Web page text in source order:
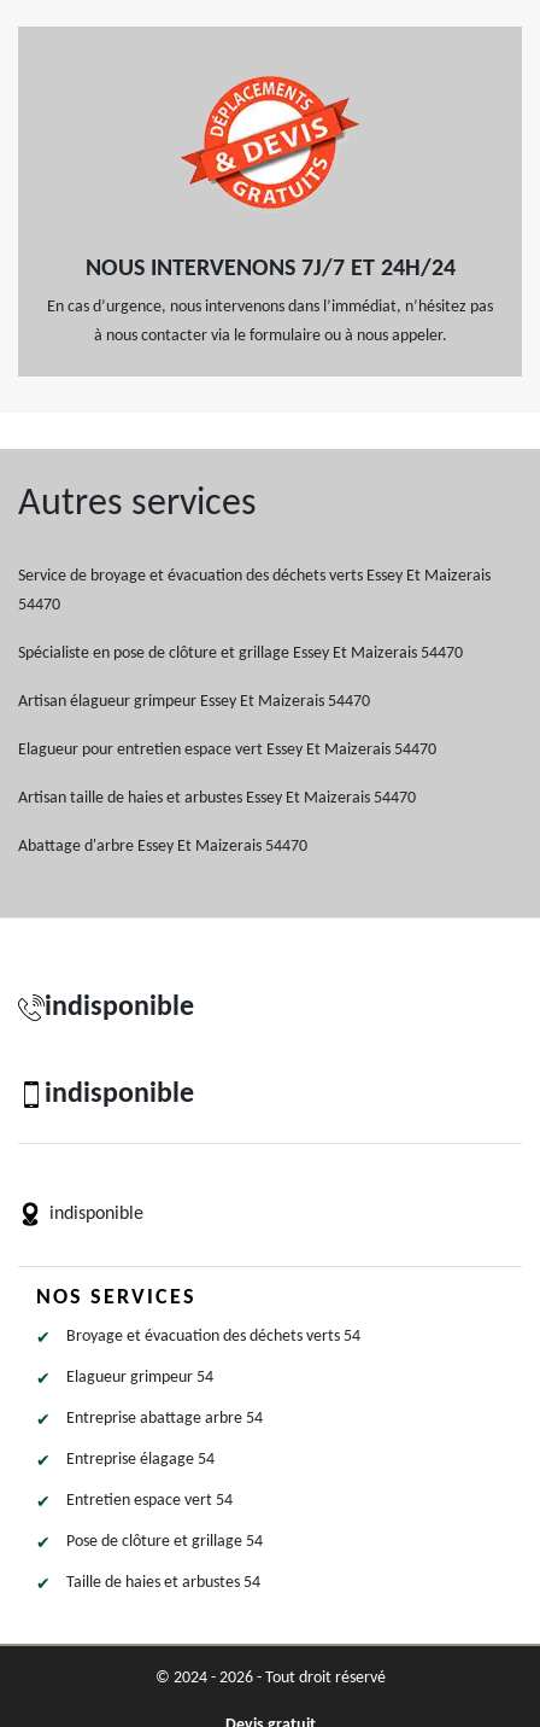
NOUS INTERVENONS 7J/7 ET 24H/24
En cas d’urgence, nous intervenons dans l’immédiat, n’hésitez pas
à nous contacter via le formulaire ou à nous appeler.
Autres services
Service de broyage et évacuation des déchets verts Essey Et Maizerais
54470
Spécialiste en pose de clôture et grillage Essey Et Maizerais 54470
Artisan élagueur grimpeur Essey Et Maizerais 54470
Elagueur pour entretien espace vert Essey Et Maizerais 54470
Artisan taille de haies et arbustes Essey Et Maizerais 54470
Abattage d'arbre Essey Et Maizerais 54470
indisponible
indisponible
indisponible
NOS SERVICES
Broyage et évacuation des déchets verts 54
Elagueur grimpeur 54
Entreprise abattage arbre 54
Entreprise élagage 54
Entretien espace vert 54
Pose de clôture et grillage 54
Taille de haies et arbustes 54
© 2024 - 2026 - Tout droit réservé